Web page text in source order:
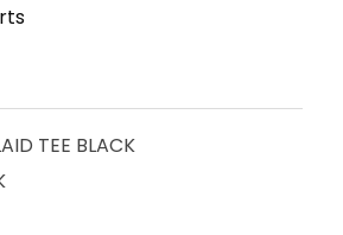
TEE BLACK